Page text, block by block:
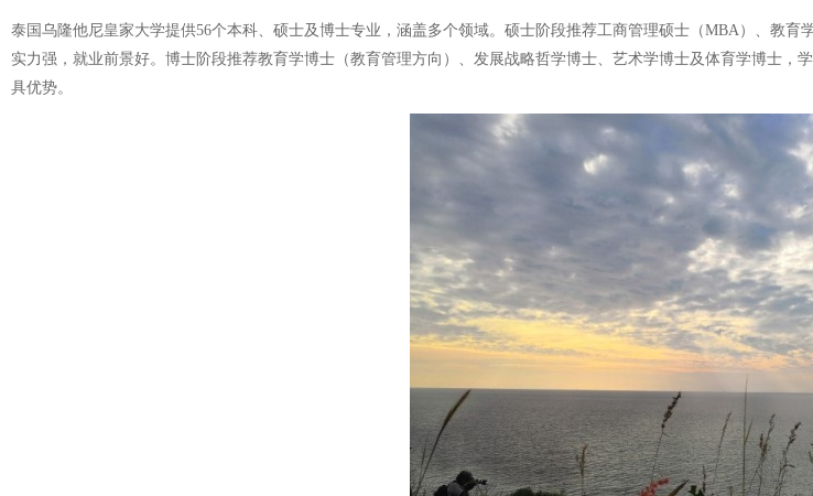
泰国乌隆他尼皇家大学提供56个本科、硕士及博士专业，涵盖多个领域。硕士阶段推荐工商管理硕士（MBA）、教
实力强，就业前景好。博士阶段推荐教育学博士（教育管理方向）、发展战略哲学博士、艺术学博士及体育学博士
具优势。